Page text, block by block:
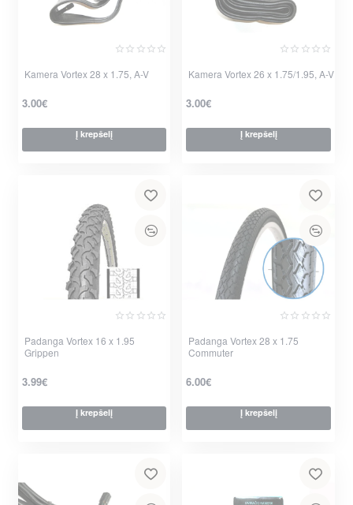
Kamera Vortex 28 x 1.75, A-V
3.00€
Į krepšelį
Kamera Vortex 26 x 1.75/1.95, A-V
3.00€
Į krepšelį
Padanga Vortex 16 x 1.95
Grippen
3.99€
Į krepšelį
Padanga Vortex 28 x 1.75
Commuter
6.00€
Į krepšelį